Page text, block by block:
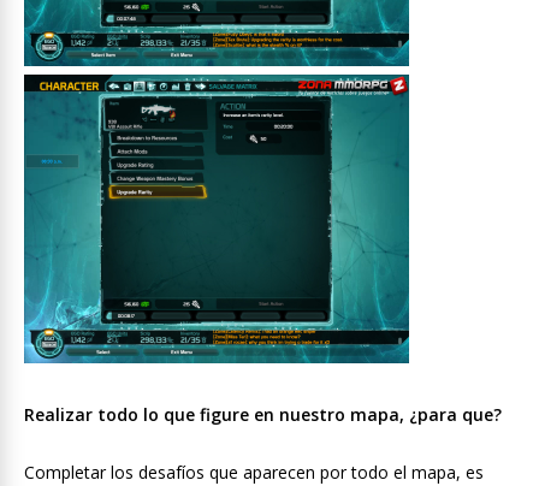
Realizar todo lo que figure en nuestro mapa, ¿para que?
Completar los desafíos que aparecen por todo el mapa, es